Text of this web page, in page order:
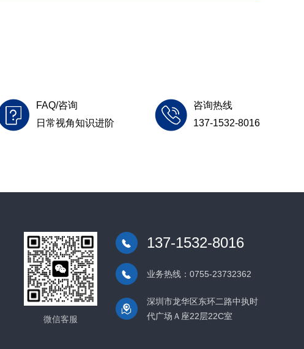
FAQ/咨询
日常视角知识进阶
咨询热线
137-1532-8016
微信客服
137-1532-8016
业务热线：0755-23732362
深圳市龙华区东环二路中执时
代广场Ａ座22层22C室